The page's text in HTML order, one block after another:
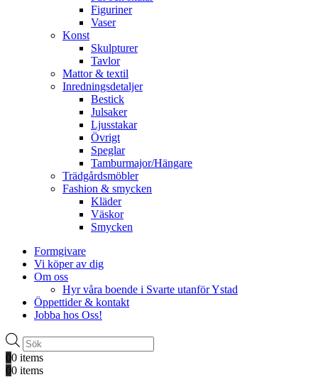
Figuriner
Vaser
Konst
Skulpturer
Tavlor
Mattor & textil
Inredningsdetaljer
Bestick
Julsaker
Ljusstakar
Övrigt
Speglar
Tamburmajor/Hängare
Trädgårdsmöbler
Fashion & smycken
Kläder
Väskor
Smycken
Formgivare
Vi köper av dig
Om oss
Hyr våra boende i Svarte utanför Ystad
Öppettider & kontakt
Jobba hos Oss!
Produktsökning
00 items
00 items